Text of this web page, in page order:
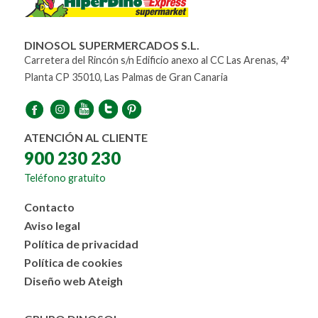
DINOSOL SUPERMERCADOS S.L.
Carretera del Rincón s/n Edificio anexo al CC Las Arenas, 4ª
Planta CP 35010, Las Palmas de Gran Canaria
ATENCIÓN AL CLIENTE
900 230 230
Teléfono gratuito
Menú
al
pie
Contacto
Aviso legal
Política de privacidad
Política de cookies
Diseño web Ateigh